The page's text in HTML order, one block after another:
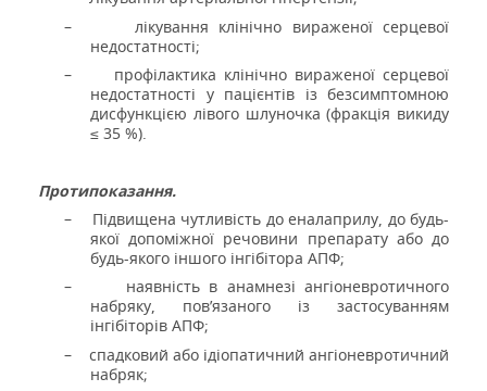
–
лікування клінічно вираженої серцевої
недостатності;
–
профілактика клінічно вираженої серцевої
недостатності у пацієнтів із безсимптомною
дисфункцією лівого шлуночка (фракція викиду
≤ 35 %).
Протипоказання.
–
Підвищена чутливість до еналаприлу, до будь-
якої допоміжної речовини препарату або до
будь-якого іншого інгібітора АПФ;
–
наявність в анамнезі ангіоневротичного
набряку, пов’язаного із застосуванням
інгібіторів АПФ;
–
спадковий або ідіопатичний ангіоневротичний
набряк;